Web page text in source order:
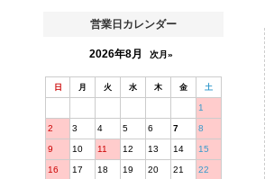
営業日カレンダー
2026年8月 次月»
日 月 火 水 木 金 土
1
2 3 4 5 6 7 8
9 10 11 12 13 14 15
16 17 18 19 20 21 22